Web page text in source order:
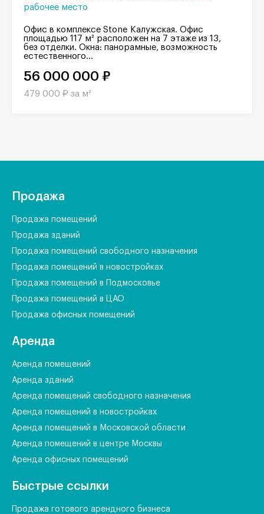
рабочее место
Офис в комплексе Stone Калужская. Офис
площадью 117 м² расположен на 7 этаже из 13,
без отделки. Окна: панорамные, возможность
естественного...
56 000 000 ₽
479 000 ₽ за м²
Продажа
Продажа помещений
Продажа зданий
Продажа помещений свободного назначения
Продажа помещений в новостройках
Продажа помещений в Подмосковье
Продажа помещений в ЦАО
Продажа офисных помещений
Аренда
Аренда помещений
Аренда зданий
Аренда помещений свободного назначения
Аренда помещений в новостройках
Аренда помещений в Московской области
Аренда помещений в центре Москвы
Аренда офисных помещений
Быстрые ссылки
Продажа готового арендного бизнеса